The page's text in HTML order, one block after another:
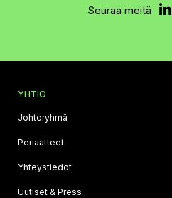
Seuraa meitä
YHTIÖ
Johtoryhmä
Periaatteet
Yhteystiedot
Uutiset & Press